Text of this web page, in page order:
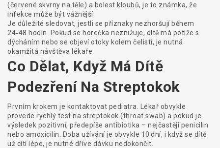
(červené skvrny na těle) a bolest kloubů, je to známka, že
infekce může být vážnější.
Je důležité sledovat, jestli se příznaky nezhoršují během
24‑48 hodin. Pokud se horečka neznižuje, dítě má potíže s
dýcháním nebo se objeví otoky kolem čelistí, je nutná
okamžitá návštěva lékaře.
Co Dělat, Když Má Dítě
Podezření Na Streptokok
Prvním krokem je kontaktovat pediatra. Lékař obvykle
provede rychlý test na streptokok (throat swab) a pokud je
výsledek pozitivní, předepíše antibiotika – nejčastěji penicilin
nebo amoxicilin. Doba užívání je obvykle 10 dní, i když se dítě
už cítí lépe, je nutné dříve dávku nedokončit.